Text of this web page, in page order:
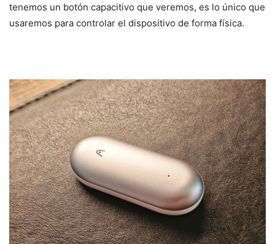
tenemos un botón capacitivo que veremos, es lo único que
usaremos para controlar el dispositivo de forma física.